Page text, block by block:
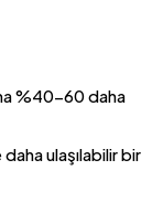
%40-60 daha
ulaşılabilir bir